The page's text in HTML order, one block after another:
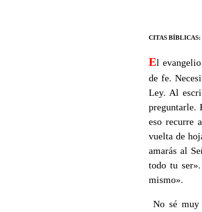
CITAS BÍBLICAS:
El
de fe.
Ley. Al
preguntarle.
eso recurre
vuelta de
amarás al
todo tu
mismo».
No sé muy